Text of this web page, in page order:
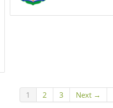
1 2 3 Next →